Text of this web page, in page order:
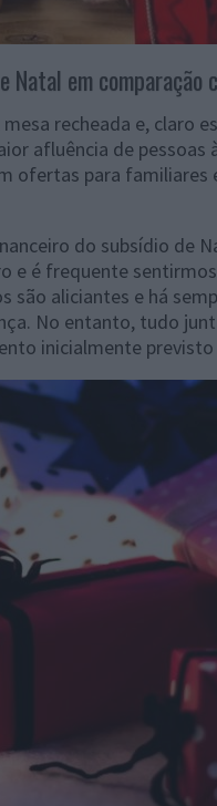
Natal em comparação
recheada e, claro
afluência de pessoas
ofertas para familiares
do subsídio de
e é frequente
aliciantes e há
No entanto, tudo
inicialmente previsto